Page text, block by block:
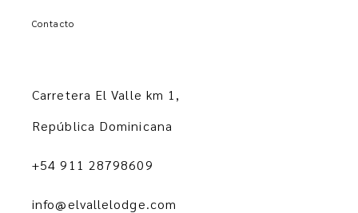
Contacto
Carretera El Valle km 1,
República Dominicana
+54 911 28798609
info@elvallelodge.com